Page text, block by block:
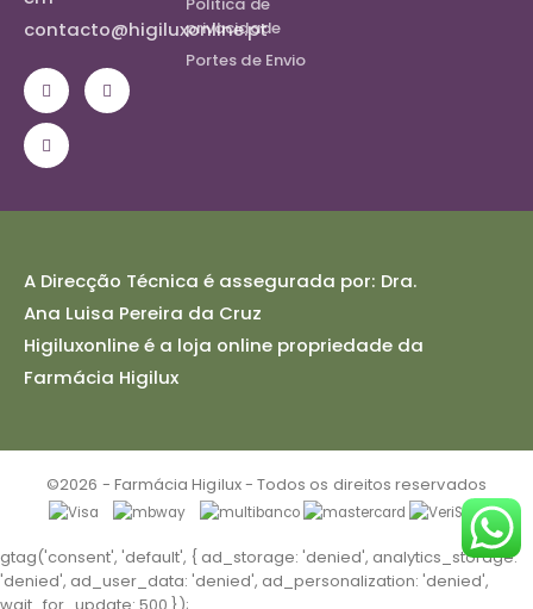
contacto@higiluxonline.pt
privacidade
Portes de Envio
A Direcção Técnica é assegurada por: Dra.
Ana Luisa Pereira da Cruz
Higiluxonline é a loja online propriedade da
Farmácia Higilux
©2026 - Farmácia Higilux - Todos os direitos reservados
gtag('consent', 'default', { ad_storage: 'denied', analytics_storage:
'denied', ad_user_data: 'denied', ad_personalization: 'denied',